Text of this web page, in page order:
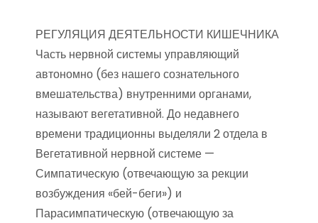
РЕГУЛЯЦИЯ ДЕЯТЕЛЬНОСТИ КИШЕЧНИКА
Часть нервной системы управляющий
автономно (без нашего сознательного
вмешательства) внутренними органами,
называют вегетативной. До недавнего
времени традиционны выделяли 2 отдела в
Вегетативной нервной системе —
Симпатическую (отвечающую за рекции
возбуждения «бей-беги») и
Парасимпатическую (отвечающую за